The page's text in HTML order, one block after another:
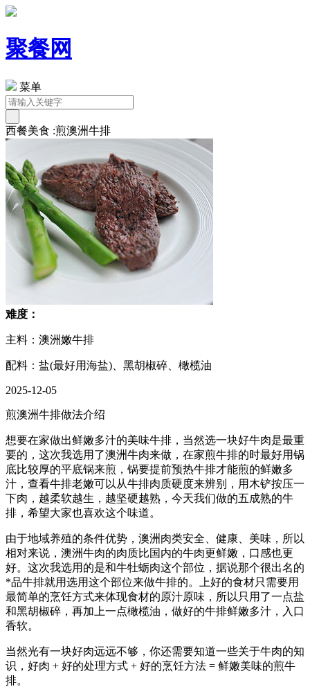
聚餐网
菜单
西餐美食 :煎澳洲牛排
难度：
主料：澳洲嫩牛排
配料：盐(最好用海盐)、黑胡椒碎、橄榄油
2025-12-05
煎澳洲牛排做法介绍
想要在家做出鲜嫩多汁的美味牛排，当然选一块好牛肉是最重
要的，这次我选用了澳洲牛肉来做，在家煎牛排的时最好用锅
底比较厚的平底锅来煎，锅要提前预热牛排才能煎的鲜嫩多
汁，查看牛排老嫩可以从牛排肉质硬度来辨别，用木铲按压一
下肉，越柔软越生，越坚硬越熟，今天我们做的五成熟的牛
排，希望大家也喜欢这个味道。
由于地域养殖的条件优势，澳洲肉类安全、健康、美味，所以
相对来说，澳洲牛肉的肉质比国内的牛肉更鲜嫩，口感也更
好。这次我选用的是和牛牡蛎肉这个部位，据说那个很出名的
*品牛排就用选用这个部位来做牛排的。上好的食材只需要用
最简单的烹饪方式来体现食材的原汁原味，所以只用了一点盐
和黑胡椒碎，再加上一点橄榄油，做好的牛排鲜嫩多汁，入口
香软。
当然光有一块好肉远远不够，你还需要知道一些关于牛肉的知
识，好肉 + 好的处理方式 + 好的烹饪方法 = 鲜嫩美味的煎牛
排。